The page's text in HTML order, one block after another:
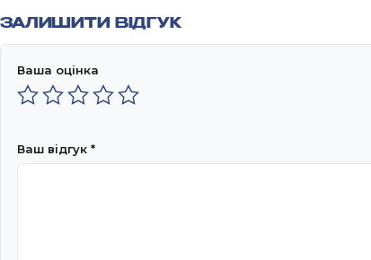
ЗАЛИШИТИ ВІДГУК
Ваша оцінка
Ваш відгук *